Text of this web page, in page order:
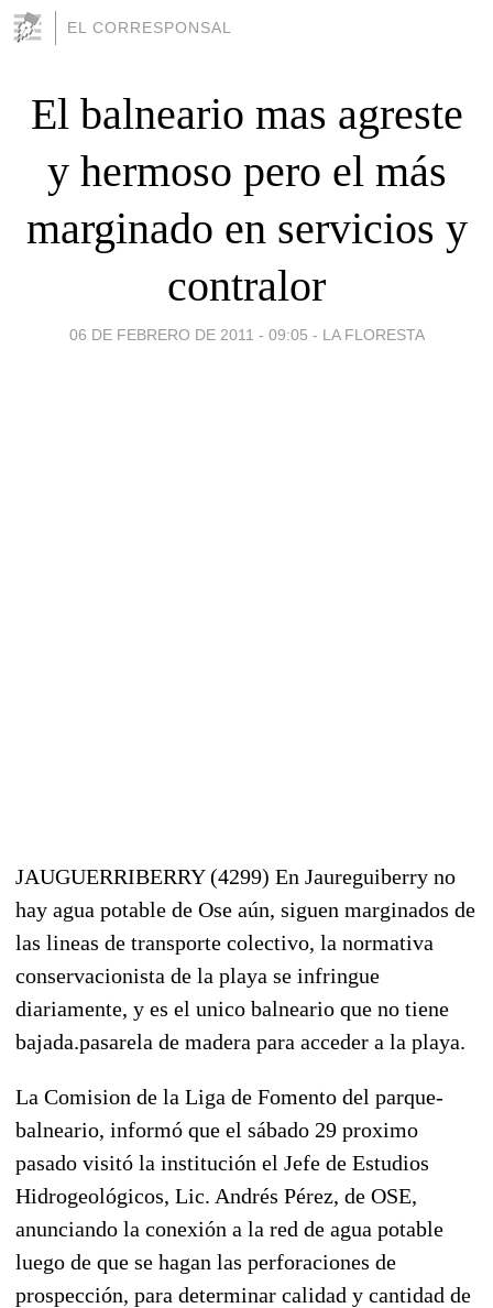
EL CORRESPONSAL
El balneario mas agreste
y hermoso pero el más
marginado en servicios y
contralor
06 DE FEBRERO DE 2011 - 09:05 - LA FLORESTA
JAUGUERRIBERRY (4299) En Jaureguiberry no
hay agua potable de Ose aún, siguen marginados de
las lineas de transporte colectivo, la normativa
conservacionista de la playa se infringue
diariamente, y es el unico balneario que no tiene
bajada.pasarela de madera para acceder a la playa.
La Comision de la Liga de Fomento del parque-
balneario, informó que el sábado 29 proximo
pasado visitó la institución el Jefe de Estudios
Hidrogeológicos, Lic. Andrés Pérez, de OSE,
anunciando la conexión a la red de agua potable
luego de que se hagan las perforaciones de
prospección, para determinar calidad y cantidad de